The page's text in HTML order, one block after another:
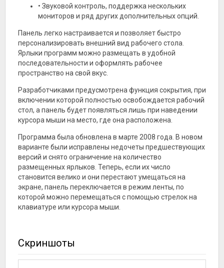
• Звуковой контроль, поддержка нескольких
мониторов и ряд других дополнительных опций.
Панель легко настраивается и позволяет быстро
персонализировать внешний вид рабочего стола.
Ярлыки программ можно размещать в удобной
последовательности и оформлять рабочее
пространство на свой вкус.
Разработчиками предусмотрена функция сокрытия, при
включении которой полностью освобождается рабочий
стол, а панель будет появляться лишь при наведении
курсора мыши на место, где она расположена.
Программа была обновлена в марте 2008 года. В новом
варианте были исправлены недочеты предшествующих
версий и снято ограничение на количество
размещенных ярлыков. Теперь, если их число
становится велико и они перестают умещаться на
экране, панель переключается в режим ленты, по
которой можно перемещаться с помощью стрелок на
клавиатуре или курсора мыши.
Скриншоты